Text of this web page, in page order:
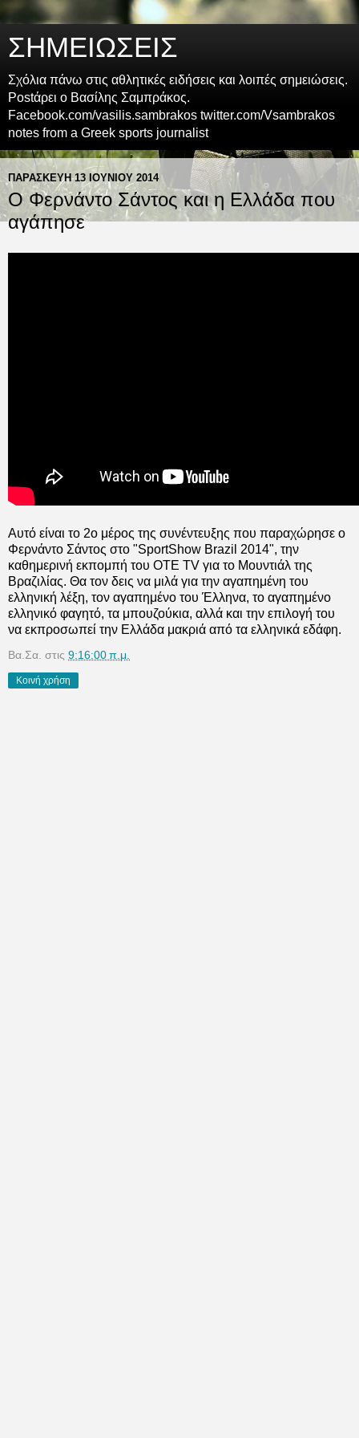
ΣΗΜΕΙΩΣΕΙΣ
Σχόλια πάνω στις αθλητικές ειδήσεις και λοιπές σημειώσεις.
Postάρει ο Βασίλης Σαμπράκος.
Facebook.com/vasilis.sambrakos twitter.com/Vsambrakos
notes from a Greek sports journalist
ΠΑΡΑΣΚΕΥΉ 13 ΙΟΥΝΊΟΥ 2014
Ο Φερνάντο Σάντος και η Ελλάδα που
αγάπησε
Αυτό είναι το 2ο μέρος της συνέντευξης που παραχώρησε ο
Φερνάντο Σάντος στο "SportShow Brazil 2014", την
καθημερινή εκπομπή του OTE TV για το Μουντιάλ της
Βραζιλίας. Θα τον δεις να μιλά για την αγαπημένη του
ελληνική λέξη, τον αγαπημένο του Έλληνα, το αγαπημένο
ελληνικό φαγητό, τα μπουζούκια, αλλά και την επιλογή του
να εκπροσωπεί την Ελλάδα μακριά από τα ελληνικά εδάφη.
Βα.Σα. στις 9:16:00 π.μ.
Κοινή χρήση